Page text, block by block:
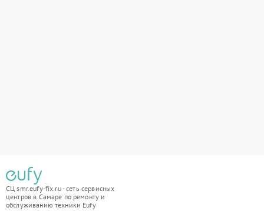
СЦ smr.eufy-fix.ru - сеть сервисных
центров в Самаре по ремонту и
обслуживанию техники Eufy